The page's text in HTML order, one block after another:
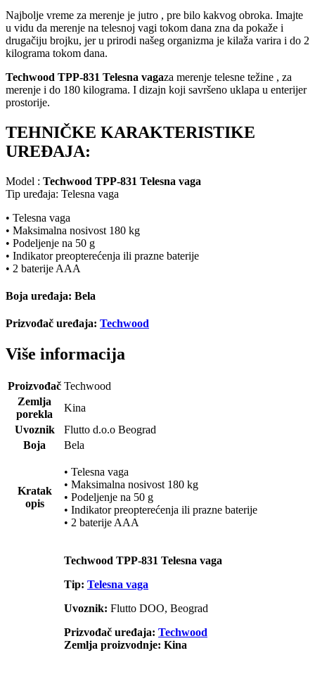
Najbolje vreme za merenje je jutro , pre bilo kakvog obroka. Imajte
u vidu da merenje na telesnoj vagi tokom dana zna da pokaže i
drugačiju brojku, jer u prirodi našeg organizma je kilaža varira i do 2
kilograma tokom dana.
Techwood TPP-831 Telesna vagaza merenje telesne težine , za
merenje i do 180 kilograma. I dizajn koji savršeno uklapa u enterijer
prostorije.
TEHNIČKE KARAKTERISTIKE
UREĐAJA:
Model : Techwood TPP-831 Telesna vaga
Tip uređaja: Telesna vaga
• Telesna vaga
• Maksimalna nosivost 180 kg
• Podeljenje na 50 g
• Indikator preopterećenja ili prazne baterije
• 2 baterije AAA
Boja uređaja: Bela
Prizvođač uređaja: Techwood
Više informacija
Proizvođač Techwood
Zemlja
porekla
Kina
Uvoznik
Flutto d.o.o Beograd
Boja
Bela
Kratak
opis
• Telesna vaga
• Maksimalna nosivost 180 kg
• Podeljenje na 50 g
• Indikator preopterećenja ili prazne baterije
• 2 baterije AAA
Techwood TPP-831 Telesna vaga
Tip: Telesna vaga
Uvoznik: Flutto DOO, Beograd
Prizvođač uređaja: Techwood
Zemlja proizvodnje: Kina